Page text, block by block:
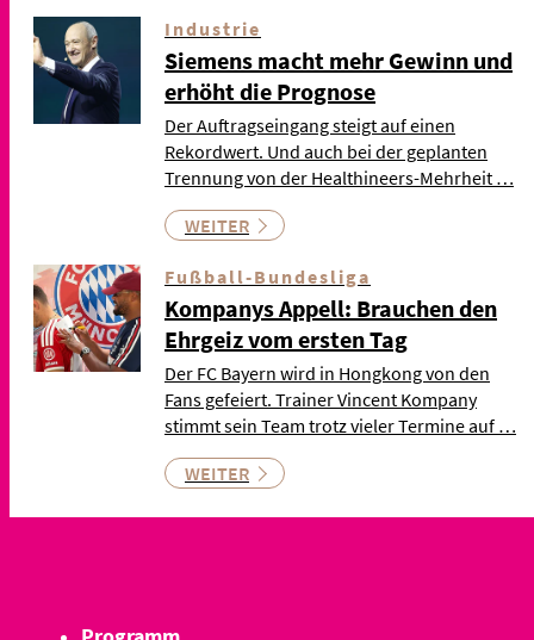
Industrie
Siemens macht mehr Gewinn und
erhöht die Prognose
Der Auftragseingang steigt auf einen
Rekordwert. Und auch bei der geplanten
Trennung von der Healthineers-Mehrheit …
WEITER
Fußball-Bundesliga
Kompanys Appell: Brauchen den
Ehrgeiz vom ersten Tag
Der FC Bayern wird in Hongkong von den
Fans gefeiert. Trainer Vincent Kompany
stimmt sein Team trotz vieler Termine auf …
WEITER